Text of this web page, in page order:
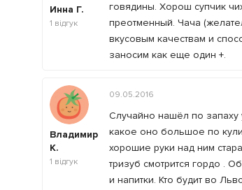
Инна Г.
1 відгук
говядины. Хорош супчик
преотменный. Чача
вкусовым качествам и
заносим как еще один +.
Владимир
К.
1 відгук
09.05.2016
Случайно нашёл по
какое оно большое по
хорошие руки над ним
тризуб смотрится гордо .
и напитки. Кто будит во